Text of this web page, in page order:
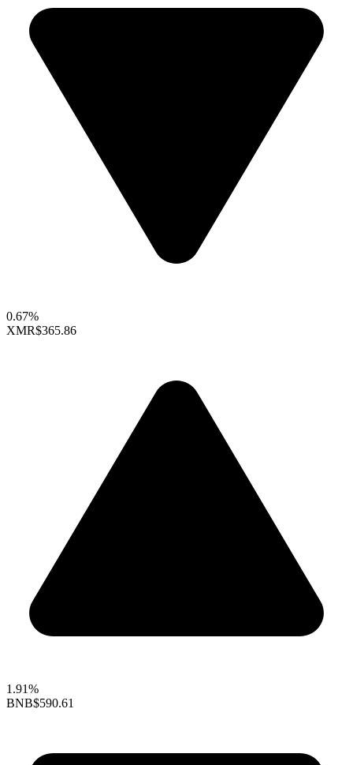
0.67%
XMR$365.86
1.91%
BNB$590.61